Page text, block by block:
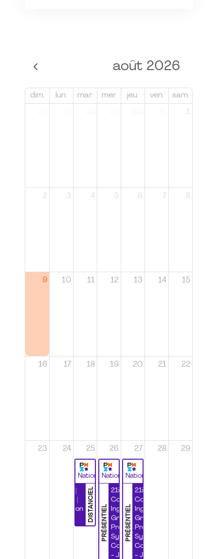
août 2026
dim. lun. mar. mer. jeu. ven. sam.
1
2 3 4 5 6 7 8
9 10 11 12 13 14 15
16 17 18 19 20 21 22
23 24 25
National
DISTANCIEL
Certification
26
National
PRÉSENTIEL
21ième
Congrès
Ingénierie
Grands
Projets et
Systèmes
Complexes
- Jour 1
27
National
PRÉSENTIEL
21ième
Congrès
Ingénierie
Grands
Projets et
Systèmes
Complexes
- Jour 2
28 29